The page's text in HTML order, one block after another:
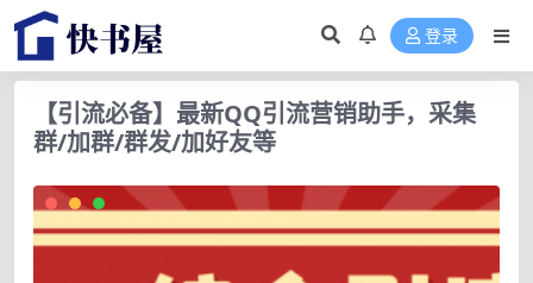
登录
【引流必备】最新QQ引流营销助手，采集
群/加群/群发/加好友等